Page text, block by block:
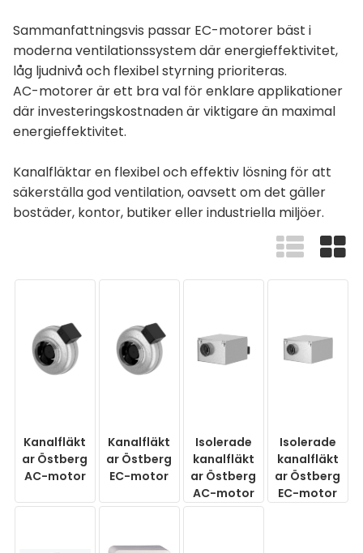
Sammanfattningsvis passar EC-motorer bäst i
moderna ventilationssystem där energieffektivitet,
låg ljudnivå och flexibel styrning prioriteras.
AC-motorer är ett bra val för enklare applikationer
där investeringskostnaden är viktigare än maximal
energieffektivitet.
Kanalfläktar en flexibel och effektiv lösning för att
säkerställa god ventilation, oavsett om det gäller
bostäder, kontor, butiker eller industriella miljöer.
Kanalfläkt
ar Östberg
AC-motor
Kanalfläkt
ar Östberg
EC-motor
Isolerade
kanalfläkt
ar Östberg
AC-motor
Isolerade
kanalfläkt
ar Östberg
EC-motor